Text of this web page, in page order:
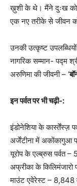
ख़ुशी के थे। मैंने दुःख को
एक नए तरीके से जीवन
उनकी उत्कृष्ट
नागरिक सम्मान- पद्म
अरुणिमा की जीवनी – ‘
इन पर्वत पर भी चढ़ी-:
इंडोनेशिया के
अर्जेंटीना में अकोंकागुआ
यूरोप के एल्ब्रुस पर्वत
अफ्रीका के
माउंट एवेरेस्ट –